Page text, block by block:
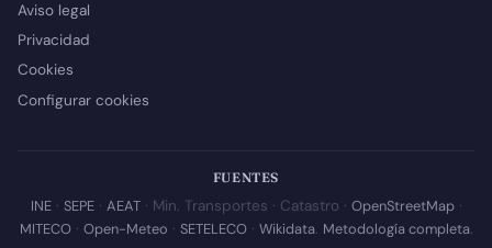
Aviso legal
Privacidad
Cookies
Configurar cookies
FUENTES
INE· SEPE· AEAT· Min. Transportes · Catastro · OpenStreetMap·
MITECO· Open-Meteo · SETELECO· Wikidata. Metodología completa.